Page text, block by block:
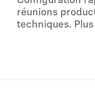
réunions
techniques. Plus